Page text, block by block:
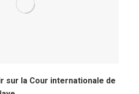
sur la Cour internationale de